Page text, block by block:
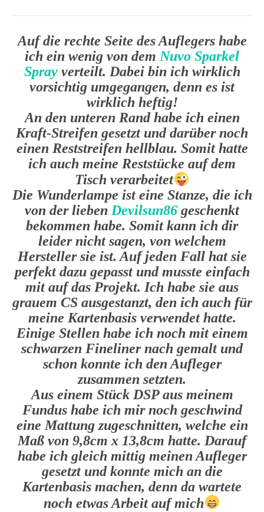
Auf die rechte Seite des Auflegers habe
ich ein wenig von dem Nuvo Sparkel
Sprayverteilt. Dabei bin ich wirklich
vorsichtig umgegangen, denn es ist
wirklich heftig!
An den unteren Rand habe ich einen
Kraft-Streifen gesetzt und darüber noch
einen Reststreifen hellblau. Somit hatte
ich auch meine Reststücke auf dem
Tisch verarbeitet
Die Wunderlampe ist eine Stanze, die ich
von der lieben Devilsun86 geschenkt
bekommen habe. Somit kann ich dir
leider nicht sagen, von welchem
Hersteller sie ist. Auf jeden Fall hat sie
perfekt dazu gepasst und musste einfach
mit auf das Projekt. Ich habe sie aus
grauem CS ausgestanzt, den ich auch für
meine Kartenbasis verwendet hatte.
Einige Stellen habe ich noch mit einem
schwarzen Fineliner nach gemalt und
schon konnte ich den Aufleger
zusammen setzten.
Aus einem Stück DSP aus meinem
Fundus habe ich mir noch geschwind
eine Mattung zugeschnitten, welche ein
Maß von 9,8cm x 13,8cm hatte. Darauf
habe ich gleich mittig meinen Aufleger
gesetzt und konnte mich an die
Kartenbasis machen, denn da wartete
noch etwas Arbeit auf mich